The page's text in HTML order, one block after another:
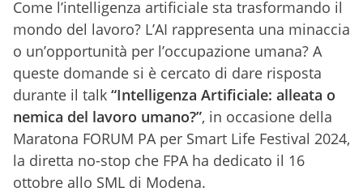
Come l’intelligenza artificiale sta trasformando il
mondo del lavoro? L’AI rappresenta una minaccia
o un’opportunità per l’occupazione umana? A
queste domande si è cercato di dare risposta
durante il talk “Intelligenza Artificiale: alleata o
nemica del lavoro umano?”, in occasione della
Maratona FORUM PA per Smart Life Festival 2024,
la diretta no-stop che FPA ha dedicato il 16
ottobre allo SML di Modena.